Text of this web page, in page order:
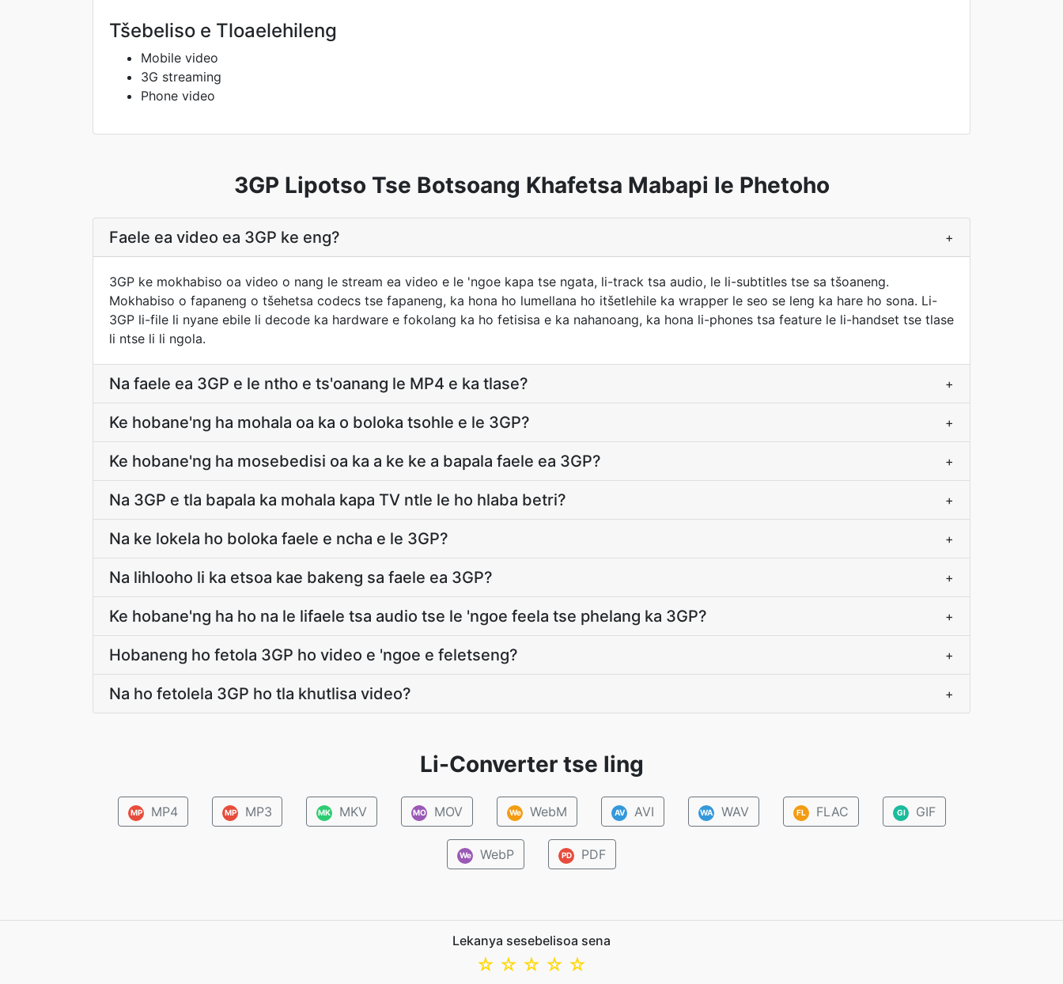
Tšebeliso e Tloaelehileng
Mobile video
3G streaming
Phone video
3GP Lipotso Tse Botsoang Khafetsa Mabapi le Phetoho
Faele ea video ea 3GP ke eng? +
3GP ke mokhabiso oa video o nang le stream ea video e le 'ngoe kapa tse ngata, li-track tsa audio, le li-subtitles tse sa tšoaneng.
Mokhabiso o fapaneng o tšehetsa codecs tse fapaneng, ka hona ho lumellana ho itšetlehile ka wrapper le seo se leng ka hare ho sona. Li-
3GP li-file li nyane ebile li decode ka hardware e fokolang ka ho fetisisa e ka nahanoang, ka hona li-phones tsa feature le li-handset tse tlase
li ntse li li ngola.
Na faele ea 3GP e le ntho e ts'oanang le MP4 e ka tlase? +
Ke hobane'ng ha mohala oa ka o boloka tsohle e le 3GP? +
Ke hobane'ng ha mosebedisi oa ka a ke ke a bapala faele ea 3GP? +
Na 3GP e tla bapala ka mohala kapa TV ntle le ho hlaba betri? +
Na ke lokela ho boloka faele e ncha e le 3GP? +
Na lihlooho li ka etsoa kae bakeng sa faele ea 3GP? +
Ke hobane'ng ha ho na le lifaele tsa audio tse le 'ngoe feela tse phelang ka 3GP? +
Hobaneng ho fetola 3GP ho video e 'ngoe e feletseng? +
Na ho fetolela 3GP ho tla khutlisa video? +
Li-Converter tse ling
MP MP4 MP MP3 MK MKV MO MOV We WebM AV AVI WA WAV FL FLAC GI GIF
We WebP PD PDF
Lekanya sesebelisoa sena
☆
☆
☆
☆
☆